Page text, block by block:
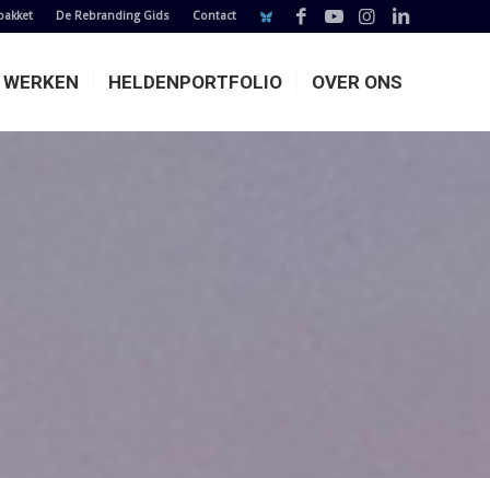
De Rebranding Gids Contact
HELDENPORTFOLIO OVER ONS